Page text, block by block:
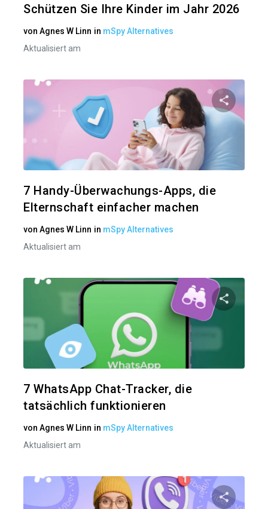
Schützen Sie Ihre Kinder im Jahr 2026
von Agnes W Linn in mSpy Alternatives
Aktualisiert am
Diesen
7 Handy-Überwachungs-Apps, die
Elternschaft einfacher machen
von Agnes W Linn in mSpy Alternatives
Aktualisiert am
7 WhatsApp Chat-Tracker, die
tatsächlich funktionieren
von Agnes W Linn in mSpy Alternatives
Aktualisiert am